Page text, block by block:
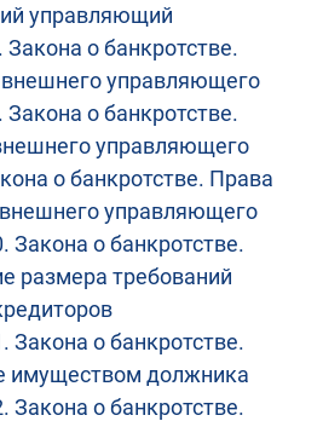
управляющий
Закона о банкротстве.
управляющего
Закона о банкротстве.
управляющего
о банкротстве. Права
управляющего
Закона о банкротстве.
размера требований
Закона о банкротстве.
имуществом должника
Закона о банкротстве.